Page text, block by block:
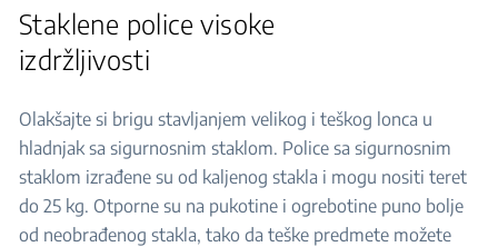
Staklene police visoke
izdržljivosti
Olakšajte si brigu stavljanjem velikog i teškog lonca u
hladnjak sa sigurnosnim staklom. Police sa sigurnosnim
staklom izrađene su od kaljenog stakla i mogu nositi teret
do 25 kg. Otporne su na pukotine i ogrebotine puno bolje
od neobrađenog stakla, tako da teške predmete možete